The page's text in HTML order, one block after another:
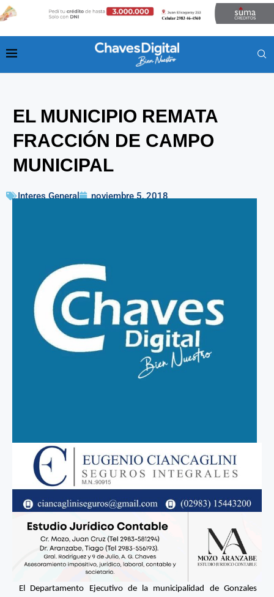
EL MUNICIPIO REMATA
FRACCIÓN DE CAMPO
MUNICIPAL
Interes General noviembre 5, 2018
El Departamento Ejecutivo de la municipalidad de Gonzales